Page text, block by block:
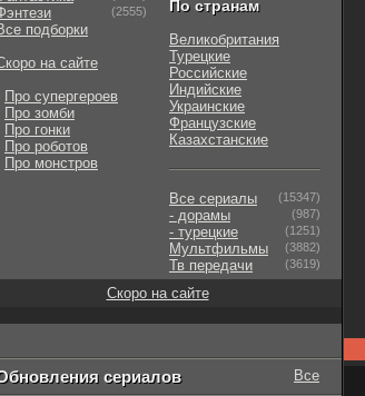
(2555)
подборки
на сайте
Про супергероев
Про зомби
Про гонки
Про роботов
Про монстров
По странам
Великобритания
Турецкие
Российские
Индийские
Украинские
Французские
Казахстанские
Все сериалы (15347)
- дорамы (987)
- турецкие (1251)
Мультфильмы (3882)
Тв передачи (3619)
Скоро на сайте
сериалов Все